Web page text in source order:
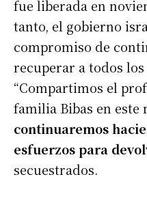
fue liberada en
tanto, el gobierno
compromiso de
recuperar a todos
“Compartimos el
familia Bibas en
continuaremos
esfuerzos para
secuestrados.